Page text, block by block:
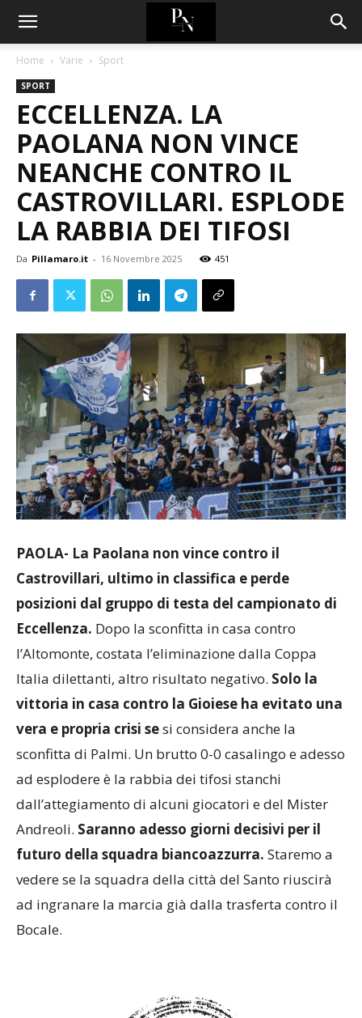
Home Varie Sport
SPORT
ECCELLENZA. LA
PAOLANA NON VINCE
NEANCHE CONTRO IL
CASTROVILLARI. ESPLODE
LA RABBIA DEI TIFOSI
Da Pillamaro.it - 16 Novembre 2025 451
PAOLA- La Paolana non vince contro il
Castrovillari, ultimo in classifica e perde
posizioni dal gruppo di testa del campionato di
Eccellenza. Dopo la sconfitta in casa contro
l’Altomonte, costata l’eliminazione dalla Coppa
Italia dilettanti, altro risultato negativo. Solo la
vittoria in casa contro la Gioiese ha evitato una
vera e propria crisi sesi considera anche la
sconfitta di Palmi. Un brutto 0-0 casalingo e adesso
ad esplodere è la rabbia dei tifosi stanchi
dall’attegiamento di alcuni giocatori e del Mister
Andreoli. Saranno adesso giorni decisivi per il
futuro della squadra biancoazzurra. Staremo a
vedere se la squadra della città del Santo riuscirà
ad ingranare la marcia già dalla trasferta contro il
Bocale.